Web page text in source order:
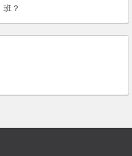
班？